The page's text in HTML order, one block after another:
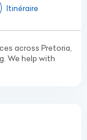
Itinéraire
across Pretoria,
We help with